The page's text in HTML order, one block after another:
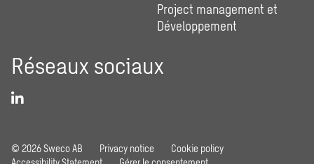
Project management et
Développement
Réseaux sociaux
© 2026 Sweco AB Privacy notice
Cookie policy